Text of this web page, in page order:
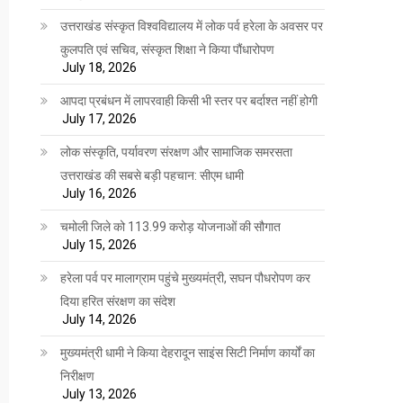
उत्तराखंड संस्कृत विश्वविद्यालय में लोक पर्व हरेला के अवसर पर
कुलपति एवं सचिव, संस्कृत शिक्षा ने किया पौंधारोपण
July 18, 2026
आपदा प्रबंधन में लापरवाही किसी भी स्तर पर बर्दाश्त नहीं होगी
July 17, 2026
लोक संस्कृति, पर्यावरण संरक्षण और सामाजिक समरसता
उत्तराखंड की सबसे बड़ी पहचान: सीएम धामी
July 16, 2026
चमोली जिले को 113.99 करोड़ योजनाओं की सौगात
July 15, 2026
हरेला पर्व पर मालाग्राम पहुंचे मुख्यमंत्री, सघन पौधरोपण कर
दिया हरित संरक्षण का संदेश
July 14, 2026
मुख्यमंत्री धामी ने किया देहरादून साइंस सिटी निर्माण कार्यों का
निरीक्षण
July 13, 2026